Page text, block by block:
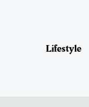
Lifestyle